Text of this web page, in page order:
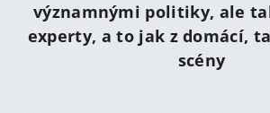
významnými politiky, ale
experty, a to jak z domácí,
scény